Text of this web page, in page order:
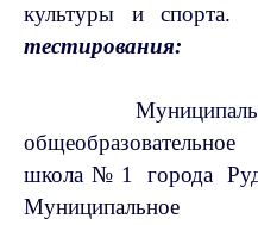
культуры
тестирования:
школа№1